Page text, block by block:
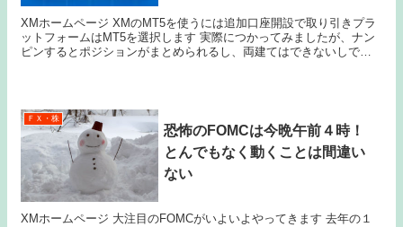
XMホームページ XMのMT5を使うには追加口座開設で取り引きプラ
ットフォームはMT5を選択します 実際につかってみましたが、ナン
ピンするとポジションがまとめられるし、両建てはできないしで
ＦＸ・株
恐怖のFOMCは今晩午前４時！
とんでもなく動くことは間違い
ない
XMホームページ 大注目のFOMCがいよいよやってきます 去年の１